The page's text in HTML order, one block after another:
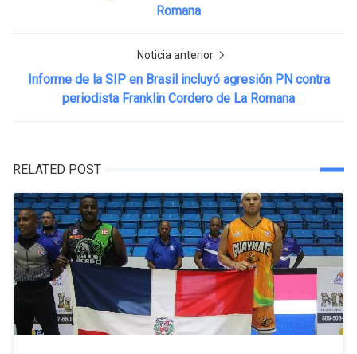
Romana
Noticia anterior
Informe de la SIP en Brasil incluyó agresión PN contra
periodista Franklin Cordero de La Romana
RELATED POST